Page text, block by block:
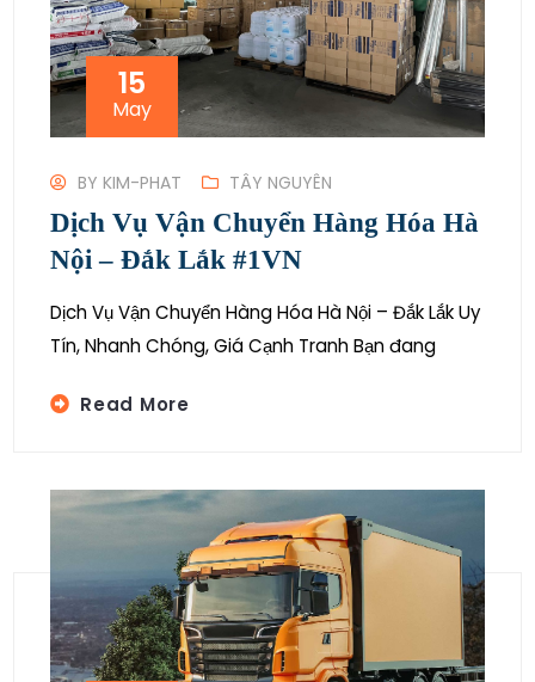
15
May
BYKIM-PHAT TÂY NGUYÊN
Dịch Vụ Vận Chuyển Hàng Hóa Hà
Nội – Đắk Lắk #1VN
Dịch Vụ Vận Chuyển Hàng Hóa Hà Nội – Đắk Lắk Uy
Tín, Nhanh Chóng, Giá Cạnh Tranh Bạn đang
Read More